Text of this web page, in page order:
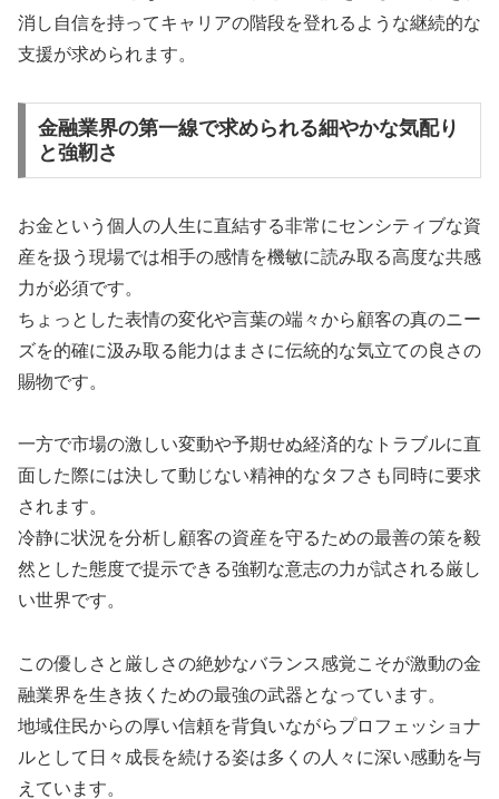
消し自信を持ってキャリアの階段を登れるような継続的な
支援が求められます。
金融業界の第一線で求められる細やかな気配り
と強靭さ
お金という個人の人生に直結する非常にセンシティブな資
産を扱う現場では相手の感情を機敏に読み取る高度な共感
力が必須です。
ちょっとした表情の変化や言葉の端々から顧客の真のニー
ズを的確に汲み取る能力はまさに伝統的な気立ての良さの
賜物です。
一方で市場の激しい変動や予期せぬ経済的なトラブルに直
面した際には決して動じない精神的なタフさも同時に要求
されます。
冷静に状況を分析し顧客の資産を守るための最善の策を毅
然とした態度で提示できる強靭な意志の力が試される厳し
い世界です。
この優しさと厳しさの絶妙なバランス感覚こそが激動の金
融業界を生き抜くための最強の武器となっています。
地域住民からの厚い信頼を背負いながらプロフェッショナ
ルとして日々成長を続ける姿は多くの人々に深い感動を与
えています。